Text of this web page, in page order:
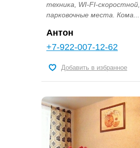
техника, WI-FI-скоростной,
парковочные места. Кома...
Антон
+7-922-007-12-62
Добавить в избранное